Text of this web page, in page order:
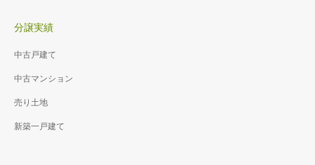
分譲実績
中古戸建て
中古マンション
売り土地
新築一戸建て